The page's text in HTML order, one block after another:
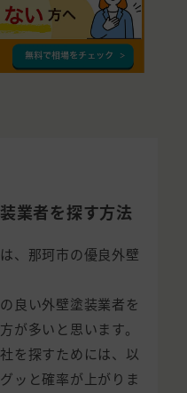
業者を探す方法
、那珂市の優良外壁
良い外壁塗装業者を
が多いと思います。
を探すためには、以
ッと確率が上がりま